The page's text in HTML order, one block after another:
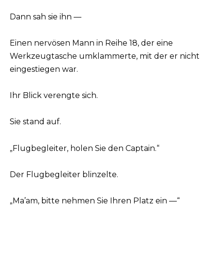
Dann sah sie ihn —
Einen nervösen Mann in Reihe 18, der eine
Werkzeugtasche umklammerte, mit der er nicht
eingestiegen war.
Ihr Blick verengte sich.
Sie stand auf.
„Flugbegleiter, holen Sie den Captain.“
Der Flugbegleiter blinzelte.
„Ma’am, bitte nehmen Sie Ihren Platz ein —“